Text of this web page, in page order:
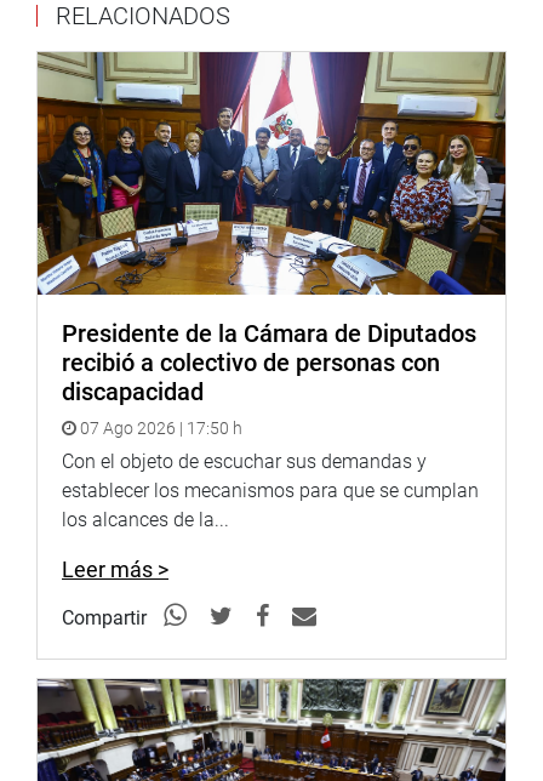
Heraldo: goo.gl/Ty5Tto
Portal:http://www.congreso.gob.pe/
Facebook:https://goo.gl/s5t7XN
Twitter:https://goo.gl/iMywRR
YouTube: https://goo.gl/VBXBNk
Radio: goo.gl/hMwTg1
fotografia.congreso.gob.pe
RELACIONADOS
Presidente de la Cámara de Diputados
recibió a colectivo de personas con
discapacidad
07 Ago 2026 | 17:50 h
Con el objeto de escuchar sus demandas y
establecer los mecanismos para que se cumplan
los alcances de la...
Leer más >
Compartir